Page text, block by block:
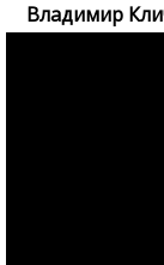
Владимир